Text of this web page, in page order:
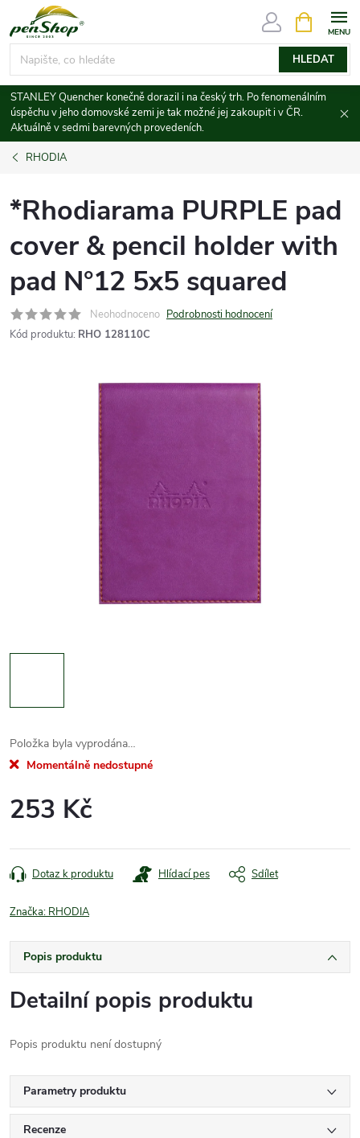
na
obsah
HLEDAT
NÁKUPNÍ
KOŠÍK
STANLEY Quencher konečně dorazil i na český trh. Po fenomenálním
úspěchu v jeho domovské zemi je tak možné jej zakoupit i v ČR.
Aktuálně v sedmi barevných provedeních.
RHODIA
*Rhodiarama PURPLE pad
cover & pencil holder with
pad N°12 5x5 squared
Neohodnoceno Podrobnosti hodnocení
Kód produktu: RHO 128110C
Položka byla vyprodána…
Momentálně nedostupné
253 Kč
cena:
Dotaz k produktu Hlídací pes Sdílet
Značka: RHODIA
Popis produktu
Detailní popis produktu
Popis produktu není dostupný
Parametry produktu
Recenze